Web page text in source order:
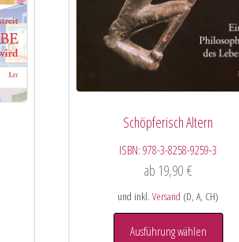
Schöpferisch Altern
ISBN:978-3-8258-9259-3
ab 19,90€
und inkl.Versand (D, A, CH)
Ausführung wählen